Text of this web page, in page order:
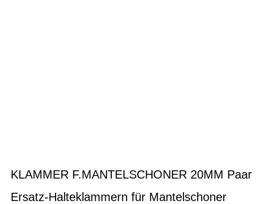
KLAMMER F.MANTELSCHONER 20MM Paar
Ersatz-Halteklammern für Mantelschoner